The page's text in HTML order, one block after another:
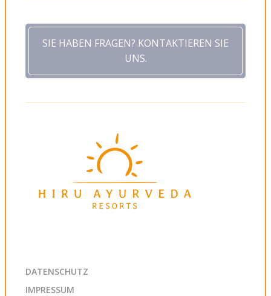
SIE HABEN FRAGEN? KONTAKTIEREN SIE
UNS.
DATENSCHUTZ
IMPRESSUM